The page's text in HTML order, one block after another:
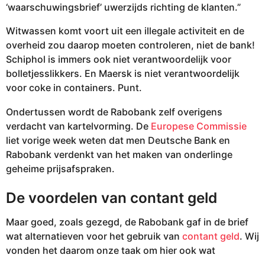
‘waarschuwingsbrief’ uwerzijds richting de klanten.”
Witwassen komt voort uit een illegale activiteit en de
overheid zou daarop moeten controleren, niet de bank!
Schiphol is immers ook niet verantwoordelijk voor
bolletjesslikkers. En Maersk is niet verantwoordelijk
voor coke in containers. Punt.
Ondertussen wordt de Rabobank zelf overigens
verdacht van kartelvorming. De Europese Commissie
liet vorige week weten dat men Deutsche Bank en
Rabobank verdenkt van het maken van onderlinge
geheime prijsafspraken.
De voordelen van contant geld
Maar goed, zoals gezegd, de Rabobank gaf in de brief
wat alternatieven voor het gebruik van contant geld. Wij
vonden het daarom onze taak om hier ook wat